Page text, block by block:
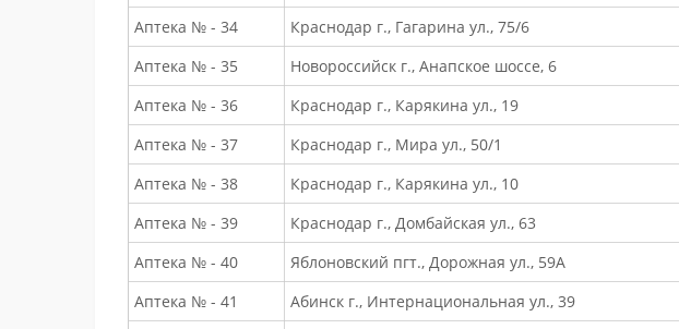
Аптека № - 34
Краснодар г., Гагарина ул., 75/6
Аптека № - 35
Новороссийск г., Анапское шоссе, 6
Аптека № - 36
Краснодар г., Карякина ул., 19
Аптека № - 37
Краснодар г., Мира ул., 50/1
Аптека № - 38
Краснодар г., Карякина ул., 10
Аптека № - 39
Краснодар г., Домбайская ул., 63
Аптека № - 40
Яблоновский пгт., Дорожная ул., 59А
Аптека № - 41
Абинск г., Интернациональная ул., 39